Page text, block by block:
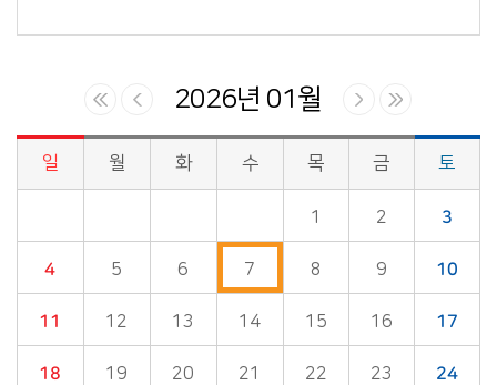
2026년 01월
시정소식>시정 캘린더 게시판의 (2026년 01월) 달력형태로 일정명, 일정내용을 제공합니다.
일 월 화 수 목 금 토
1 2 3
4 5 6 7 8 9 10
11 12 13 14 15 16 17
18 19 20 21 22 23 24